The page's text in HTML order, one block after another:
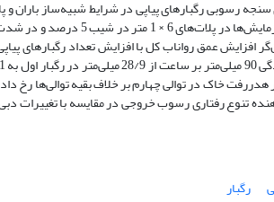
رگبارهای پیاپی در شرایط شبیه‌ساز باران و
خاک در توالی چهارم بر خلاف بقیه توالی‌ها رخ
میلی‌متر بر ساعت نشان‌دهنده تنوع رفتاری رسوب خروجی در
رگبار